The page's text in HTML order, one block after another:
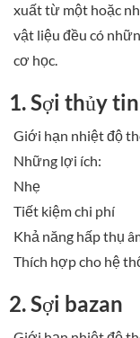
xuất từ một hoặc
vật liệu đều có
cơ học.
1. Sợi thủy
Giới hạn nhiệt độ
Những lợi ích:
Nhẹ
Tiết kiệm chi phí
Khả năng hấp thụ
Thích hợp cho hệ
2. Sợi bazan